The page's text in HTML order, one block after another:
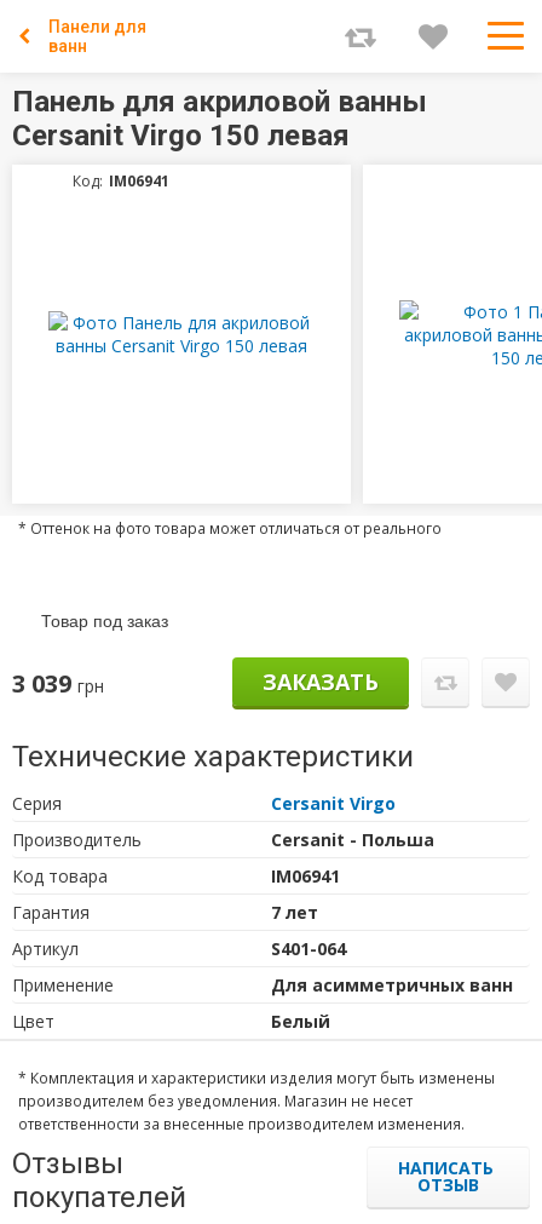
Панели для
ванн
Панель для акриловой ванны
Cersanit Virgo 150 левая
Код: IM06941
* Оттенок на фото товара может отличаться от реального
Товар под заказ
3 039 грн ЗАКАЗАТЬ
Технические характеристики
Серия
Cersanit Virgo
Производитель
Cersanit - Польша
Код товара
IM06941
Гарантия
7 лет
Артикул
S401-064
Применение
Для асимметричных ванн
Цвет
Белый
* Комплектация и характеристики изделия могут быть изменены
производителем без уведомления. Магазин не несет
ответственности за внесенные производителем изменения.
Отзывы
покупателей
НАПИСАТЬ
ОТЗЫВ